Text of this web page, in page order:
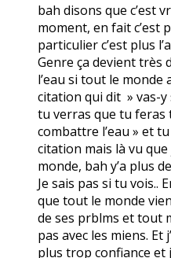
bah disons que c’est
moment, en fait c’est
particulier c’est plus
Genre ça devient très
l’eau si tout le monde
citation qui dit » vas-y
tu verras que tu feras
combattre l’eau » et
citation mais là vu
monde, bah y’a plus
Je sais pas si tu vois..
que tout le monde
de ses prblms et tout
pas avec les miens. Et
plus trop confiance et